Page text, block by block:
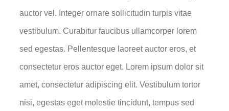
auctor vel. Integer ornare sollicitudin turpis vitae
vestibulum. Curabitur faucibus ullamcorper lorem
sed egestas. Pellentesque laoreet auctor eros, et
consectetur eros auctor eget. Lorem ipsum dolor sit
amet, consectetur adipiscing elit. Vestibulum tortor
nisi, egestas eget molestie tincidunt, tempus sed